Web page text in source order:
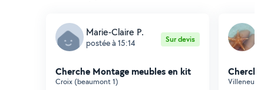
Marie-Claire P.
postée à 15:14 Sur devis
Cherche Montage meubles en kit
Croix (beaumont 1)